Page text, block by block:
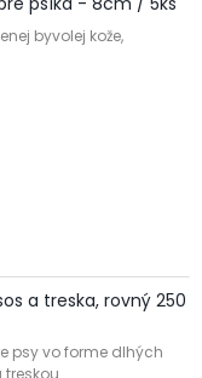
byvolej kože,
a treska, rovný 250
psy vo forme dlhých